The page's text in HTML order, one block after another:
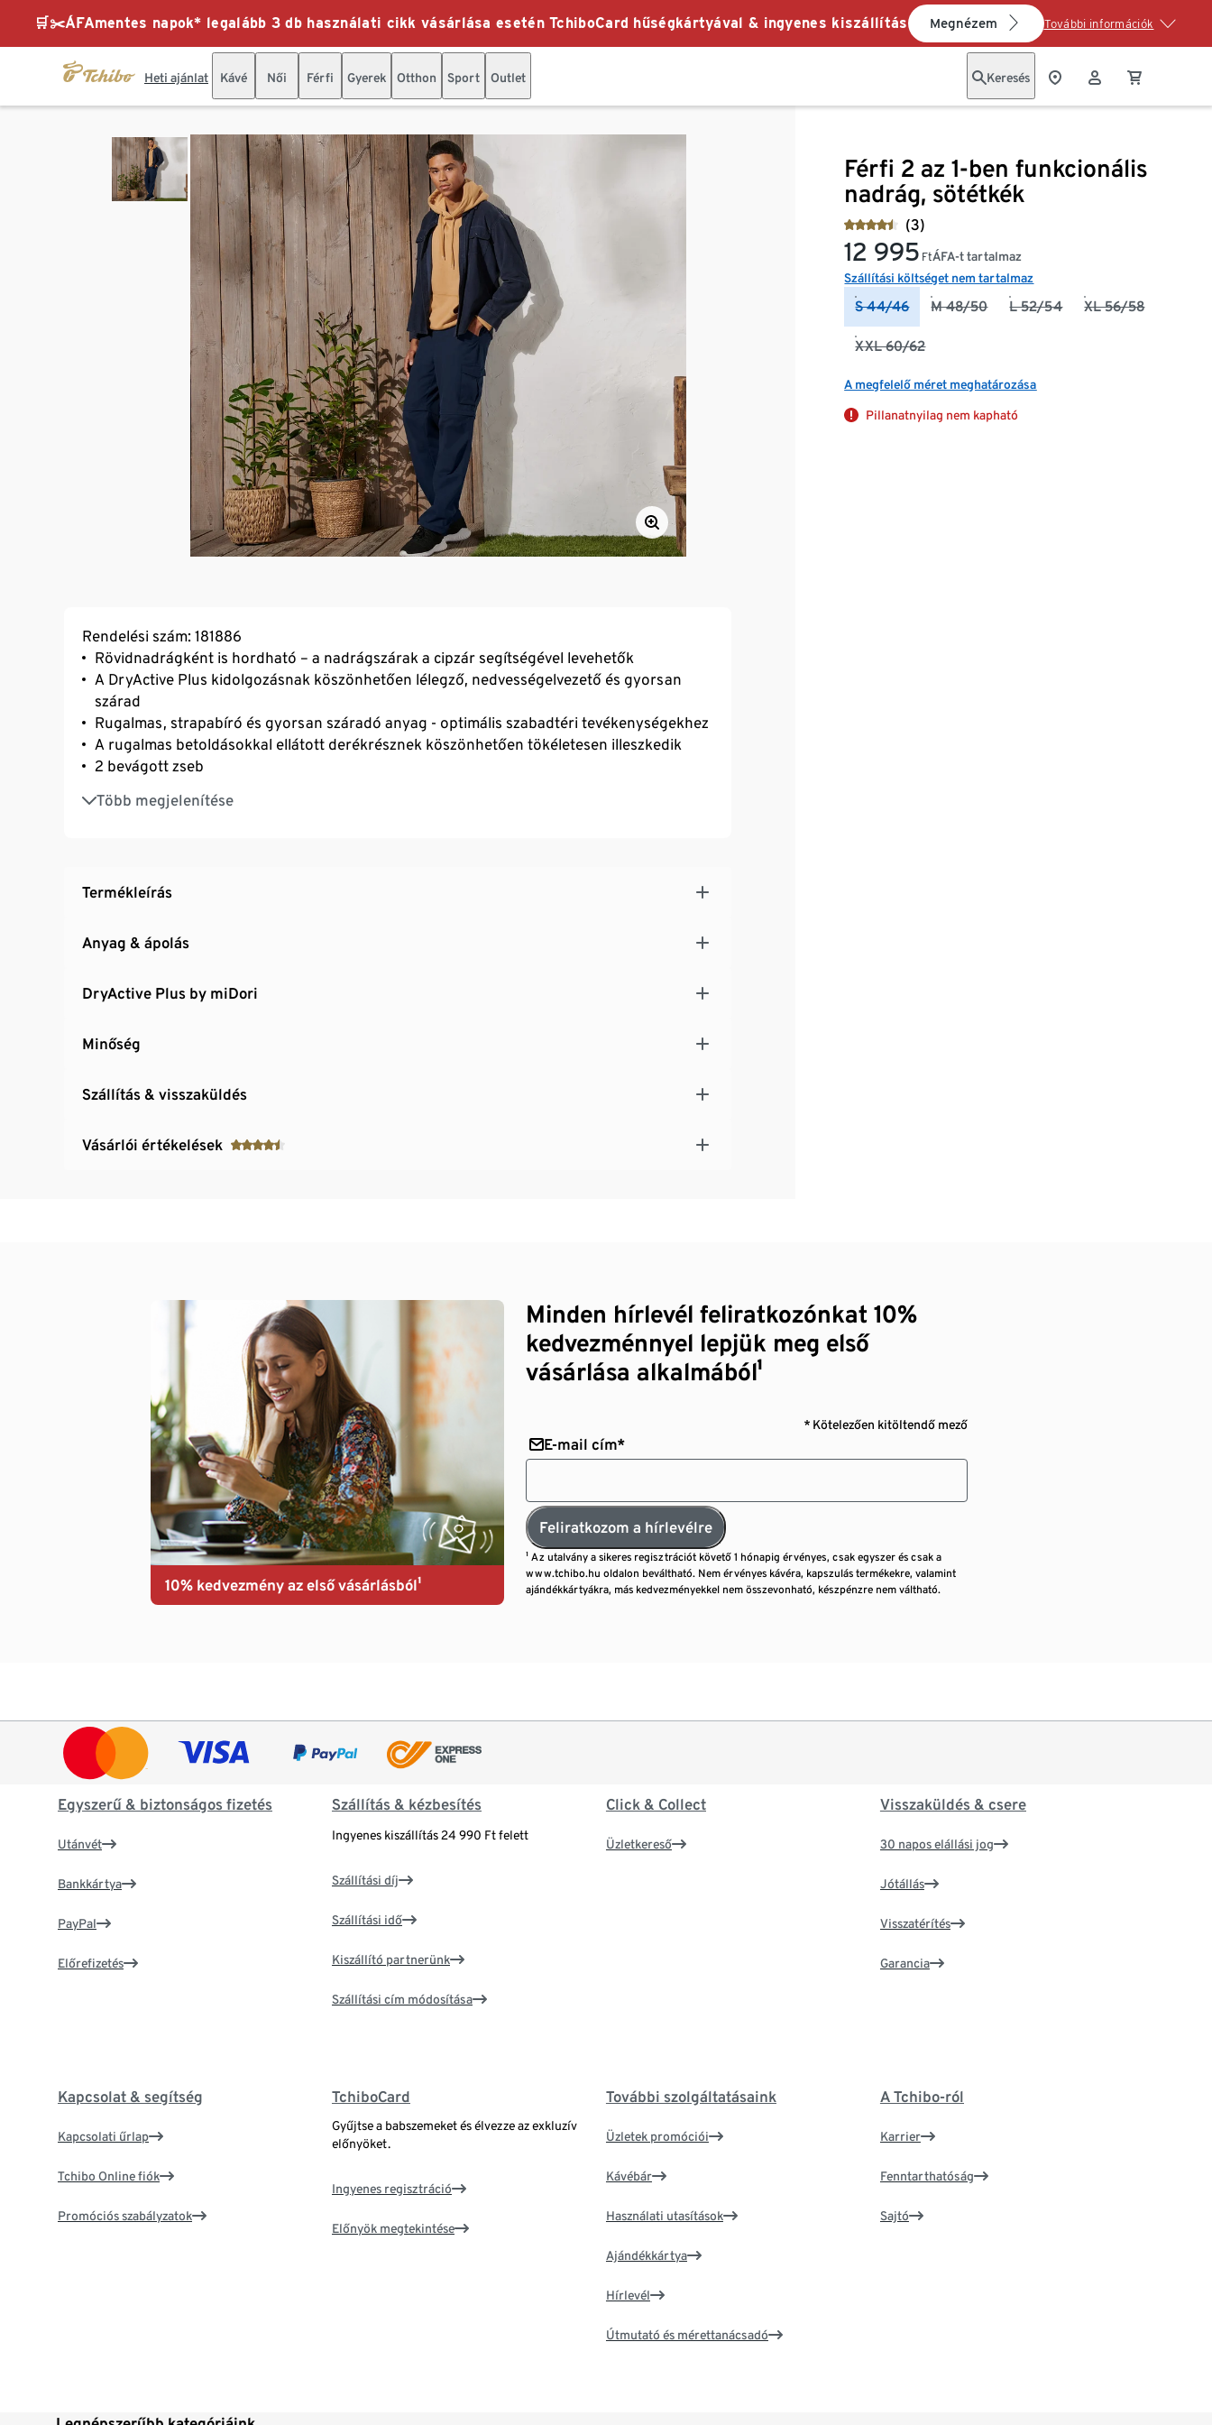
🛒✂️ÁFAmentes napok* legalább 3 db használati cikk vásárlása esetén TchiboCard hűségkártyával & ingyenes kiszállítás Megnézem További információk
Heti ajánlat Kávé Női Férfi Gyerek Otthon Sport Outlet Keresés
Férfi 2 az 1-ben funkcionális
nadrág, sötétkék
(3)
12 995 FtÁFA-t tartalmaz
Szállítási költséget nem tartalmaz
S 44/46 M 48/50 L 52/54 XL 56/58
XXL 60/62
A megfelelő méret meghatározása
Pillanatnyilag nem kapható
Rendelési szám: 181886
Rövidnadrágként is hordható – a nadrágszárak a cipzár segítségével levehetők
A DryActive Plus kidolgozásnak köszönhetően lélegző, nedvességelvezető és gyorsan
szárad
Rugalmas, strapabíró és gyorsan száradó anyag - optimális szabadtéri tevékenységekhez
A rugalmas betoldásokkal ellátott derékrésznek köszönhetően tökéletesen illeszkedik
2 bevágott zseb
Több megjelenítése
Rávarrt, hajtókás zseb a nadrágszáron
Termékleírás
Anyag & ápolás
DryActive Plus by miDori
Minőség
Szállítás & visszaküldés
Vásárlói értékelések
10% kedvezmény az első vásárlásból¹
Minden hírlevél feliratkozónkat 10%
kedvezménnyel lepjük meg első
vásárlása alkalmából¹
* Kötelezően kitöltendő mező
E-mail cím*
Feliratkozom a hírlevélre
¹ Az utalvány a sikeres regisztrációt követő 1 hónapig érvényes, csak egyszer és csak a
www.tchibo.hu oldalon beváltható. Nem érvényes kávéra, kapszulás termékekre, valamint
ajándékkártyákra, más kedvezményekkel nem összevonható, készpénzre nem váltható.
Egyszerű & biztonságos fizetés
Utánvét
Bankkártya
PayPal
Előrefizetés
Szállítás & kézbesítés
Ingyenes kiszállítás 24 990 Ft felett
Szállítási díj
Szállítási idő
Kiszállító partnerünk
Szállítási cím módosítása
Click & Collect
Üzletkereső
Visszaküldés & csere
30 napos elállási jog
Jótállás
Visszatérítés
Garancia
Kapcsolat & segítség
Kapcsolati űrlap
Tchibo Online fiók
Promóciós szabályzatok
TchiboCard
Gyűjtse a babszemeket és élvezze az exkluzív
előnyöket.
Ingyenes regisztráció
Előnyök megtekintése
További szolgáltatásaink
Üzletek promóciói
Kávébár
Használati utasítások
Ajándékkártya
Hírlevél
Útmutató és mérettanácsadó
A Tchibo-ról
Karrier
Fenntarthatóság
Sajtó